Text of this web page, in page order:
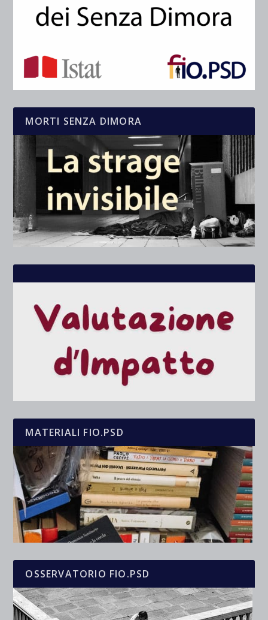
MORTI SENZA DIMORA
MATERIALI FIO.PSD
OSSERVATORIO FIO.PSD